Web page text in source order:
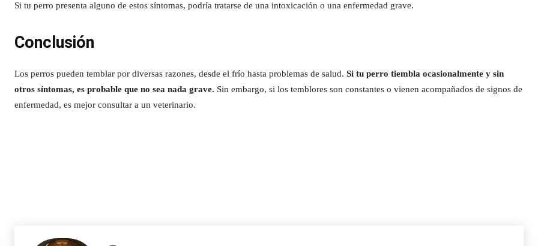
Si tu perro presenta alguno de estos síntomas, podría tratarse de una intoxicación o una enfermedad grave.
Conclusión
Los perros pueden temblar por diversas razones, desde el frío hasta problemas de salud. Si tu perro tiembla ocasionalmente y sin
otros síntomas, es probable que no sea nada grave. Sin embargo, si los temblores son constantes o vienen acompañados de signos de
enfermedad, es mejor consultar a un veterinario.